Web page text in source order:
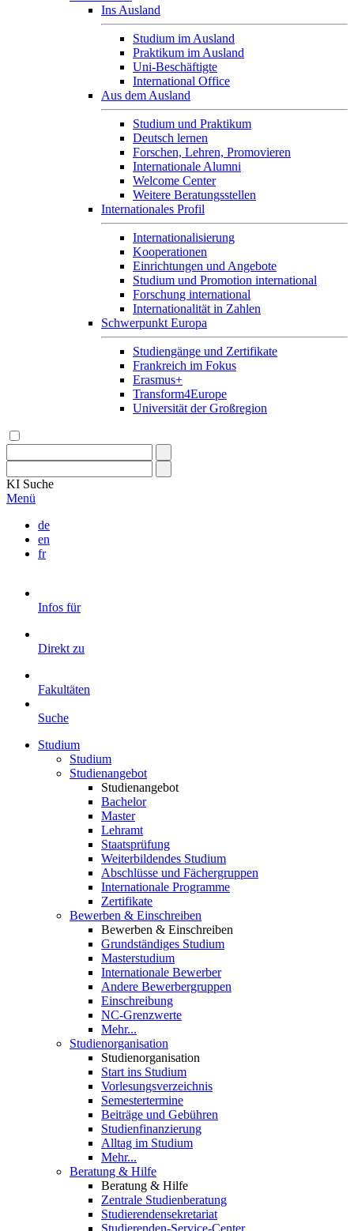
Ins Ausland
Studium im Ausland
Praktikum im Ausland
Uni-Beschäftigte
International Office
Aus dem Ausland
Studium und Praktikum
Deutsch lernen
Forschen, Lehren, Promovieren
Internationale Alumni
Welcome Center
Weitere Beratungsstellen
Internationales Profil
Internationalisierung
Kooperationen
Einrichtungen und Angebote
Studium und Promotion international
Forschung international
Internationalität in Zahlen
Schwerpunkt Europa
Studiengänge und Zertifikate
Frankreich im Fokus
Erasmus+
Transform4Europe
Universität der Großregion
KI Suche
Menü
de
en
fr
Infos für
Direkt zu
Fakultäten
Suche
Studium
Studium
Studienangebot
Studienangebot
Bachelor
Master
Lehramt
Staatsprüfung
Weiterbildendes Studium
Abschlüsse und Fächergruppen
Internationale Programme
Zertifikate
Bewerben & Einschreiben
Bewerben & Einschreiben
Grundständiges Studium
Masterstudium
Internationale Bewerber
Andere Bewerbergruppen
Einschreibung
NC-Grenzwerte
Mehr...
Studienorganisation
Studienorganisation
Start ins Studium
Vorlesungsverzeichnis
Semestertermine
Beiträge und Gebühren
Studienfinanzierung
Alltag im Studium
Mehr...
Beratung & Hilfe
Beratung & Hilfe
Zentrale Studienberatung
Studierendensekretariat
Studierenden-Service-Center